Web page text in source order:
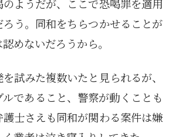
のようだが、ここで恐喝罪を適用
う。同和をちらつかせることが
めないだろうから。
試みた複数いたと見られるが、
であること、警察が動くことも
士さえも同和が関わる案件は嫌